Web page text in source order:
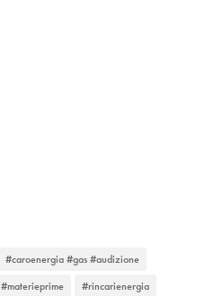
#caroenergia #gas #audizione
#materieprime
#rincarienergia